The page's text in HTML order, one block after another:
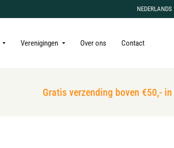
Verenigingen Over ons Contact
Gratis verzending boven €50,- in